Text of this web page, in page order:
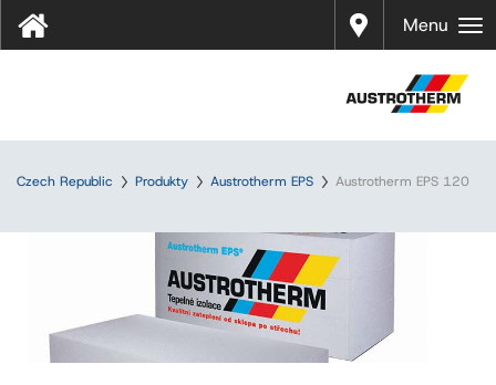
Prodej
Menu
Czech Republic Produkty Austrotherm EPS Austrotherm EPS 120